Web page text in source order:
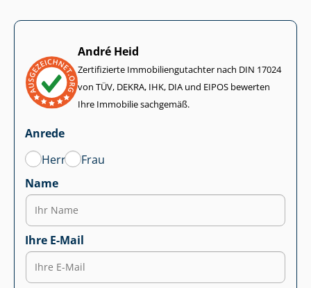
André Heid
Zertifizierte Im­mo­bi­li­en­gut­ach­ter nach DIN 17024
von TÜV, DEKRA, IHK, DIA und EIPOS bewerten
Ihre Immobilie sachgemäß.
Anrede
Herr
Frau
Name
Ihre E-Mail